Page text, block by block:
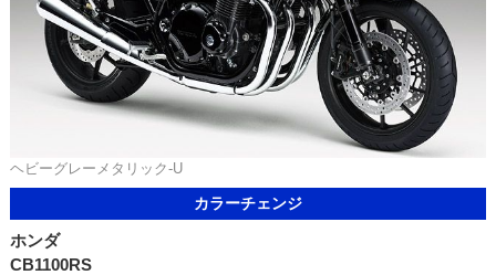
ヘビーグレーメタリック-U
カラーチェンジ
ホンダ
CB1100RS